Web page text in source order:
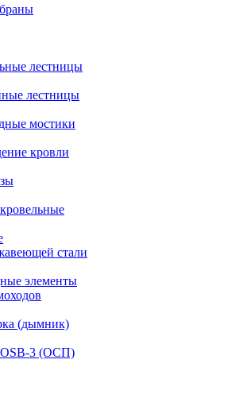
лестницы
лестницы
мостики
кровли
стали
элементы
(дымник)
3 (ОСП)